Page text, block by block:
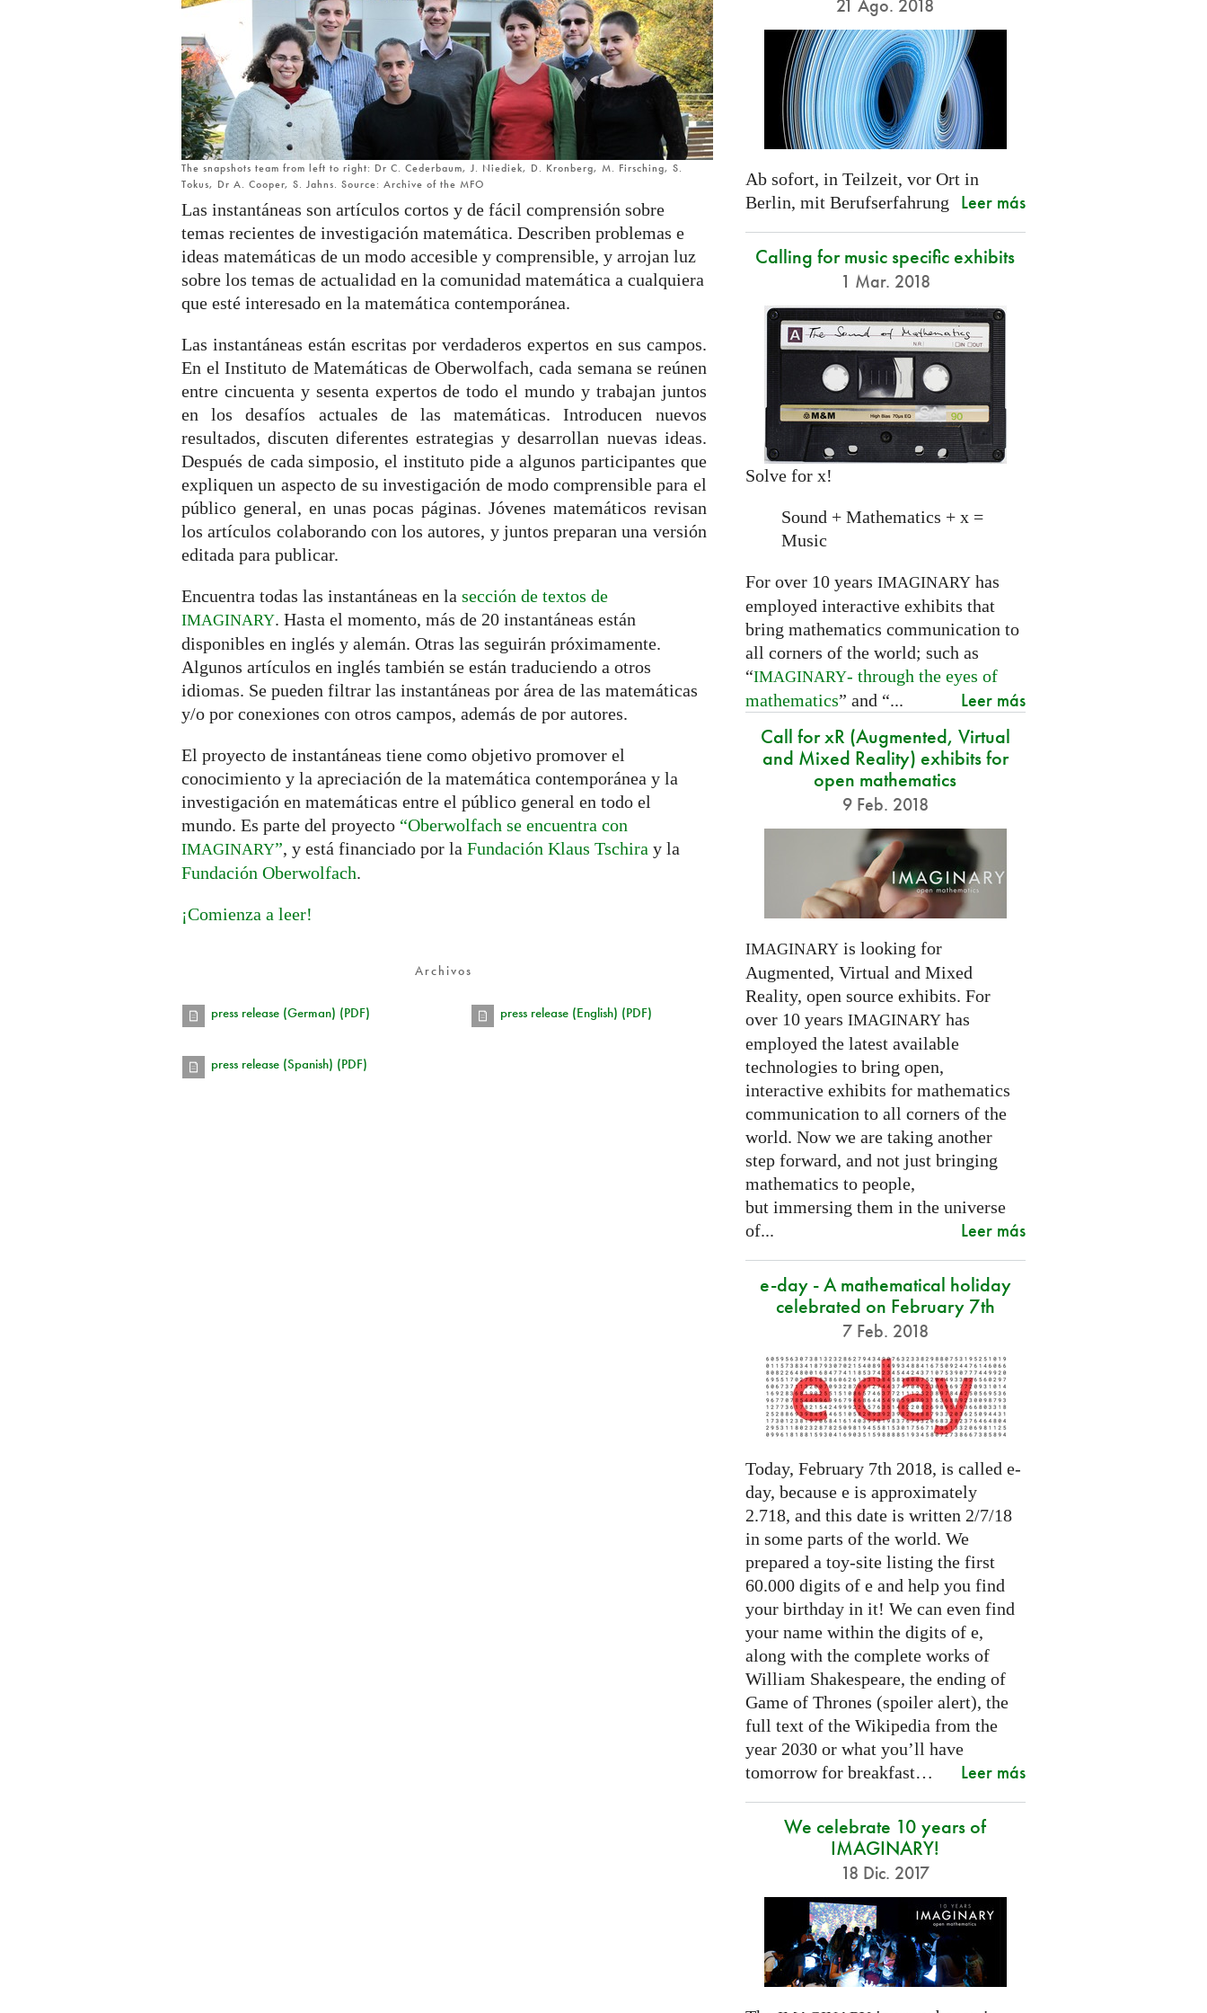
The snapshots team from left to right: Dr C. Cederbaum, J. Niediek, D. Kronberg, M. Firsching, S.
Tokus, Dr A. Cooper, S. Jahns. Source: Archive of the MFO
Las instantáneas son artículos cortos y de fácil comprensión sobre
temas recientes de investigación matemática. Describen problemas e
ideas matemáticas de un modo accesible y comprensible, y arrojan luz
sobre los temas de actualidad en la comunidad matemática a cualquiera
que esté interesado en la matemática contemporánea.
Las instantáneas están escritas por verdaderos expertos en sus campos.
En el Instituto de Matemáticas de Oberwolfach, cada semana se reúnen
entre cincuenta y sesenta expertos de todo el mundo y trabajan juntos
en los desafíos actuales de las matemáticas. Introducen nuevos
resultados, discuten diferentes estrategias y desarrollan nuevas ideas.
Después de cada simposio, el instituto pide a algunos participantes que
expliquen un aspecto de su investigación de modo comprensible para el
público general, en unas pocas páginas. Jóvenes matemáticos revisan
los artículos colaborando con los autores, y juntos preparan una versión
editada para publicar.
Encuentra todas las instantáneas en la sección de textos de
IMAGINARY. Hasta el momento, más de 20 instantáneas están
disponibles en inglés y alemán. Otras las seguirán próximamente.
Algunos artículos en inglés también se están traduciendo a otros
idiomas. Se pueden filtrar las instantáneas por área de las matemáticas
y/o por conexiones con otros campos, además de por autores.
El proyecto de instantáneas tiene como objetivo promover el
conocimiento y la apreciación de la matemática contemporánea y la
investigación en matemáticas entre el público general en todo el
mundo. Es parte del proyecto “Oberwolfach se encuentra con
IMAGINARY”, y está financiado por la Fundación Klaus Tschira y la
Fundación Oberwolfach.
¡Comienza a leer!
Archivos
press release (German) (PDF) press release (English) (PDF)
press release (Spanish) (PDF)
21 Ago. 2018
Ab sofort, in Teilzeit, vor Ort in
Berlin, mit Berufserfahrung
Leer más
Calling for music specific exhibits
1 Mar. 2018
Solve for x!
Sound + Mathematics + x =
Music
For over 10 years IMAGINARYhas
employed interactive exhibits that
bring mathematics communication to
all corners of the world; such as
“IMAGINARY- through the eyes of
mathematics” and “... Leer más
Call for xR (Augmented, Virtual
and Mixed Reality) exhibits for
open mathematics
9 Feb. 2018
IMAGINARYis looking for
Augmented, Virtual and Mixed
Reality, open source exhibits. For
over 10 years IMAGINARYhas
employed the latest available
technologies to bring open,
interactive exhibits for mathematics
communication to all corners of the
world. Now we are taking another
step forward, and not just bringing
mathematics to people,
but immersing them in the universe
of...
Leer más
e-day - A mathematical holiday
celebrated on February 7th
7 Feb. 2018
Today, February 7th 2018, is called e-
day, because e is approximately
2.718, and this date is written 2/7/18
in some parts of the world. We
prepared a toy-site listing the first
60.000 digits of e and help you find
your birthday in it! We can even find
your name within the digits of e,
along with the complete works of
William Shakespeare, the ending of
Game of Thrones (spoiler alert), the
full text of the Wikipedia from the
year 2030 or what you’ll have
tomorrow for breakfast…
Leer más
We celebrate 10 years of
IMAGINARY!
18 Dic. 2017